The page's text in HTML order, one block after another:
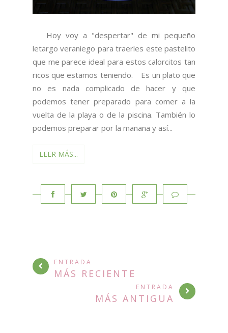
Hoy voy a "despertar" de mi pequeño
letargo veraniego para traerles este pastelito
que me parece ideal para estos calorcitos tan
ricos que estamos teniendo. Es un plato que
no es nada complicado de hacer y que
podemos tener preparado para comer a la
vuelta de la playa o de la piscina. También lo
podemos preparar por la mañana y así...
LEER MÁS...
ENTRADA
MÁS RECIENTE
ENTRADA
MÁS ANTIGUA